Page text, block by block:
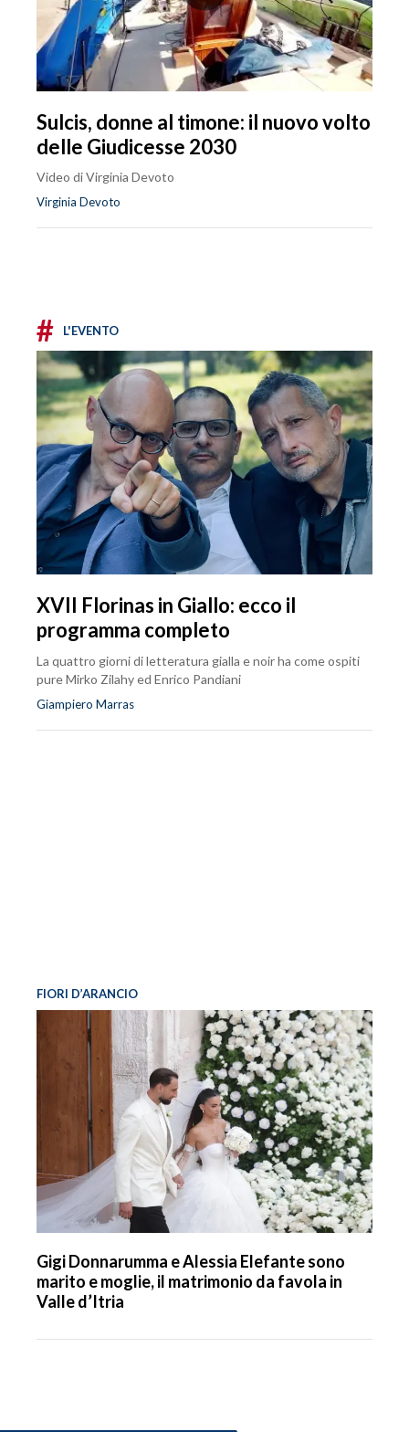
Sulcis, donne al timone: il nuovo volto
delle Giudicesse 2030
Video di Virginia Devoto
Virginia Devoto
# L'EVENTO
XVII Florinas in Giallo: ecco il
programma completo
La quattro giorni di letteratura gialla e noir ha come ospiti
pure Mirko Zilahy ed Enrico Pandiani
Giampiero Marras
FIORI D’ARANCIO
Gigi Donnarumma e Alessia Elefante sono
marito e moglie, il matrimonio da favola in
Valle d’Itria